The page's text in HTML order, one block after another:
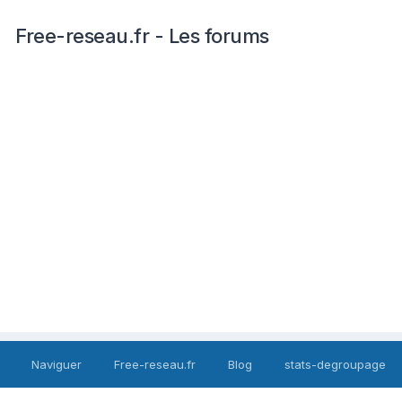
Free-reseau.fr - Les forums
Naviguer Free-reseau.fr Blog stats-degroupage